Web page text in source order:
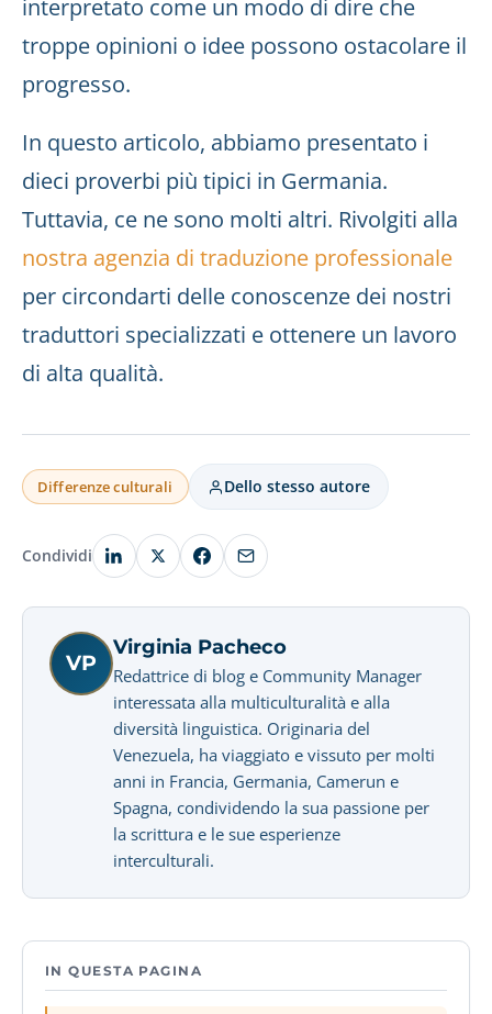
interpretato come un modo di dire che
troppe opinioni o idee possono ostacolare il
progresso.
In questo articolo, abbiamo presentato i
dieci proverbi più tipici in Germania.
Tuttavia, ce ne sono molti altri. Rivolgiti alla
nostra agenzia di traduzione professionale
per circondarti delle conoscenze dei nostri
traduttori specializzati e ottenere un lavoro
di alta qualità.
Differenze culturali Dello stesso autore
Condividi
VP
Virginia Pacheco
Redattrice di blog e Community Manager
interessata alla multiculturalità e alla
diversità linguistica. Originaria del
Venezuela, ha viaggiato e vissuto per molti
anni in Francia, Germania, Camerun e
Spagna, condividendo la sua passione per
la scrittura e le sue esperienze
interculturali.
IN QUESTA PAGINA